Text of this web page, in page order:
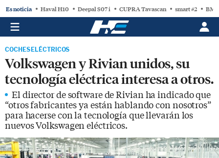
Es noticia Haval H10 Deepal S07 i CUPRA Tavascan smart #2
COCHES ELÉCTRICOS
Volkswagen y Rivian unidos, su
tecnología eléctrica interesa a otros.
El director de software de Rivian ha indicado que
“otros fabricantes ya están hablando con nosotros”
para hacerse con la tecnología que llevarán los
nuevos Volkswagen eléctricos.